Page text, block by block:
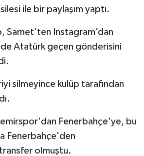
ile bir paylaşım yaptı.
Samet’ten Instagram’dan
Atatürk geçen gönderisini
silmeyince kulüp tarafından
Fenerbahçe'ye, bu
Fenerbahçe'den
olmuştu.